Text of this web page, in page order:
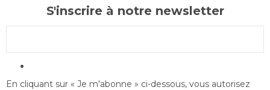
S'inscrire à notre newsletter
En cliquant sur « Je m'abonne » ci-dessous, vous autorisez